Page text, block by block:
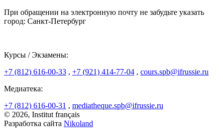
При обращении на электронную почту не забудьте указать
город: Санкт-Петербург
Курсы / Экзамены:
+7 (812) 616-00-33 , +7 (921) 414-77-04 , cours.spb@ifrussie.ru
Медиатека:
+7 (812) 616-00-31 , mediatheque.spb@ifrussie.ru
© 2026, Institut français
Разработка сайта Nikoland